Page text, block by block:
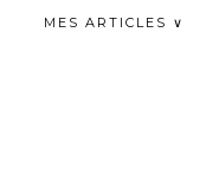
MES ARTICLES ∨